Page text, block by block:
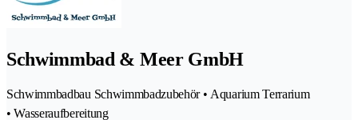
Schwimmbad & Meer GmbH
Schwimmbadbau Schwimmbadzubehör • Aquarium Terrarium
• Wasseraufbereitung